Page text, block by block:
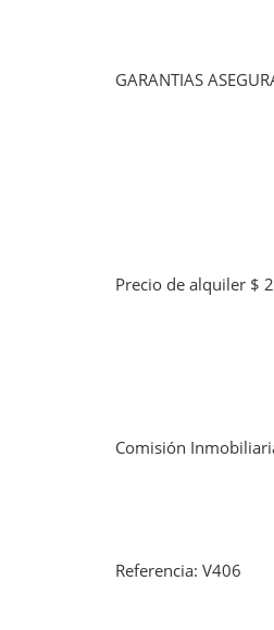
GARANTIAS
Precio de alquiler $
Comisión
Referencia: V406